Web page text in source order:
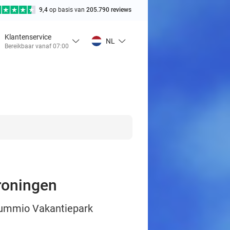
9,4 op basis van 205.790 reviews
Klantenservice
Bereikbaar vanaf 07:00
NL
Vakantiepark